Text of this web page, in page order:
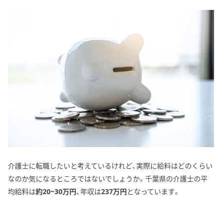
介護士に転職したいと考えているけれど、実際に給料はどのくらい
なのか気になるところではないでしょうか。千葉県の介護士の平
均給料は約20~30万円、年収は237万円 となっています。